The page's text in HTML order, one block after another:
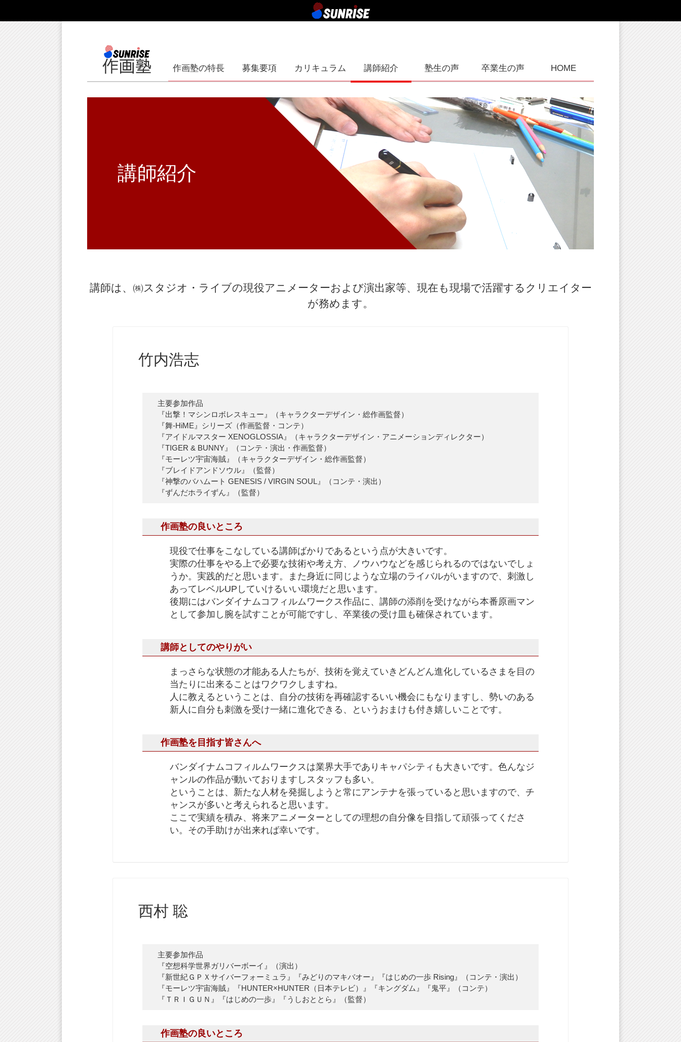
作画塾の特長 募集要項 カリキュラム 講師紹介 塾生の声 卒業生の声 HOME
講師紹介
講師は、㈱スタジオ・ライブの現役アニメーターおよび演出家等、 現在も現場で活躍するクリエイター
が務めます。
竹内浩志
主要参加作品
『出撃！マシンロボレスキュー』（キャラクターデザイン・総作画監督）
『舞-HiME』シリーズ（作画監督・コンテ）
『アイドルマスター XENOGLOSSIA』（キャラクターデザイン・アニメーションディレクター）
『TIGER & BUNNY』（コンテ・演出・作画監督）
『モーレツ宇宙海賊』（キャラクターデザイン・総作画監督）
『ブレイドアンドソウル』（監督）
『神撃のバハムート GENESIS / VIRGIN SOUL』（コンテ・演出）
『ずんだホライずん』（監督）
作画塾の良いところ
現役で仕事をこなしている講師ばかりであるという点が大きいです。
実際の仕事をやる上で必要な技術や考え方、ノウハウなどを感じられるのではないでしょ
うか。実践的だと思います。また身近に同じような立場のライバルがいますので、刺激し
あってレベルUPしていけるいい環境だと思います。
後期にはバンダイナムコフィルムワークス作品に、講師の添削を受けながら本番原画マン
として参加し腕を試すことが可能ですし、卒業後の受け皿も確保されています。
講師としてのやりがい
まっさらな状態の才能ある人たちが、技術を覚えていきどんどん進化しているさまを目の
当たりに出来ることはワクワクしますね。
人に教えるということは、自分の技術を再確認するいい機会にもなりますし、勢いのある
新人に自分も刺激を受け一緒に進化できる、というおまけも付き嬉しいことです。
作画塾を目指す皆さんへ
バンダイナムコフィルムワークスは業界大手でありキャパシティも大きいです。色んなジ
ャンルの作品が動いておりますしスタッフも多い。
ということは、新たな人材を発掘しようと常にアンテナを張っていると思いますので、チ
ャンスが多いと考えられると思います。
ここで実績を積み、将来アニメーターとしての理想の自分像を目指して頑張ってくださ
い。その手助けが出来れば幸いです。
西村 聡
主要参加作品
『空想科学世界ガリバーボーイ』（演出）
『新世紀ＧＰＸサイバーフォーミュラ』『みどりのマキバオー』『はじめの一歩 Rising』（コンテ・演出）
『モーレツ宇宙海賊』『HUNTER×HUNTER（日本テレビ）』『キングダム』『鬼平』（コンテ）
『ＴＲＩＧＵＮ』『はじめの一歩』『うしおととら』（監督）
作画塾の良いところ